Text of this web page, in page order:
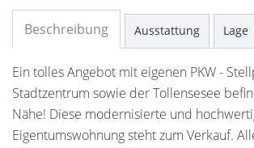
Beschreibung Ausstattung Lage
Ein tolles Angebot mit eigenen PKW -
Stadtzentrum sowie der Tollensesee
Nähe! Diese modernisierte und
Eigentumswohnung steht zum Verkauf.